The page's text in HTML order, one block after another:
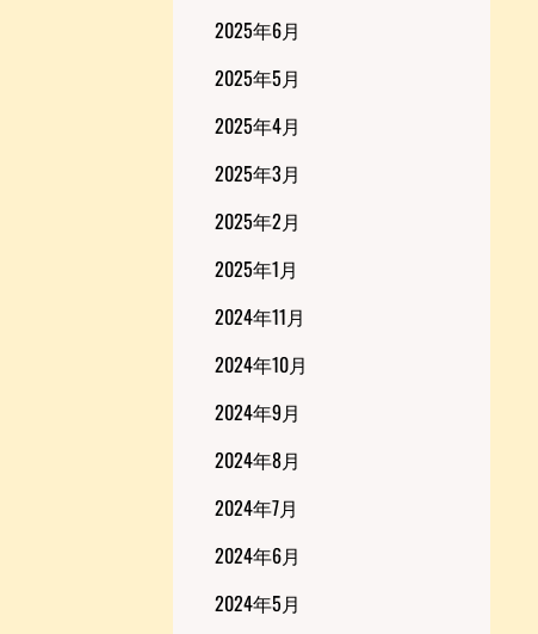
2025年6月
2025年5月
2025年4月
2025年3月
2025年2月
2025年1月
2024年11月
2024年10月
2024年9月
2024年8月
2024年7月
2024年6月
2024年5月